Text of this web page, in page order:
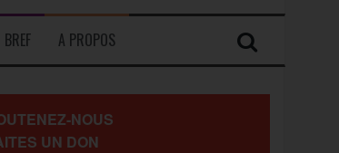
BREF A PROPOS
NOUS
UN DON